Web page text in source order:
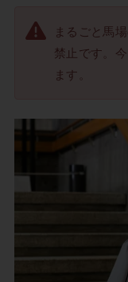
まるごと馬
禁止です。
ます。